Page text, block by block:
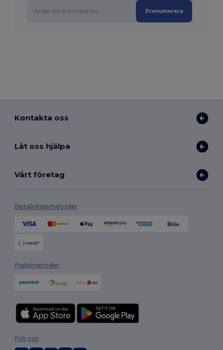
Prenumerera
Kontakta oss
Låt oss hjälpa
Vårt företag
Betalningsmetoder
Fraktmetoder
Följ oss